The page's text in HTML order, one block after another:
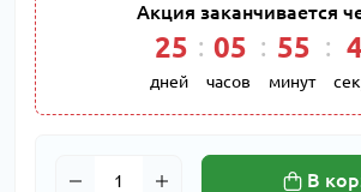
Акция заканчивается
25
дней
05
часов
55
минут
В